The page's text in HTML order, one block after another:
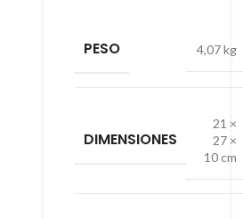
PESO 4,07 kg
DIMENSIONES
21 ×
27 ×
10 cm